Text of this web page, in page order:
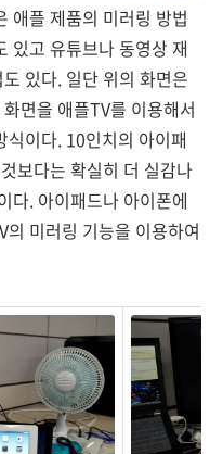
애플 제품의 미러링 방법
있고 유튜브나 동영상 재
있다. 일단 위의 화면은
면을 애플TV를 이용해서
식이다. 10인치의 아이패
보다는 확실히 더 실감나
다. 아이패드나 아이폰에
미러링 기능을 이용하여